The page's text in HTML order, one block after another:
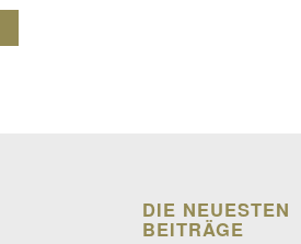
DIE NEUESTEN
BEITRÄGE